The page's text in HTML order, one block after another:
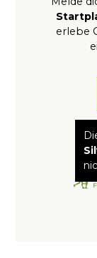
erlebe